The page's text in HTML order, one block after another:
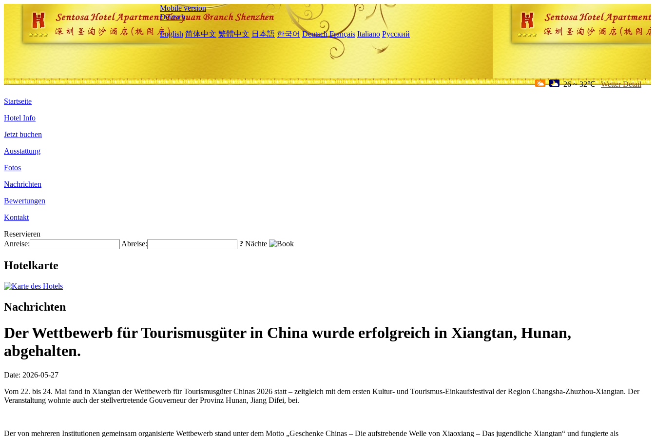
Mobile version
Deutsch
English 简体中文 繁體中文 日本語 한국어 Deutsch Français Italiano Русский
26 ~ 32℃ Wetter Detail
Startseite
Hotel Info
Jetzt buchen
Ausstattung
Fotos
Nachrichten
Bewertungen
Kontakt
Reservieren
Anreise:
Abreise: ? Nächte
Hotelkarte
Nachrichten
Der Wettbewerb für Tourismusgüter in China wurde erfolgreich in Xiangtan, Hunan,
abgehalten.
Date: 2026-05-27
Vom 22. bis 24. Mai fand in Xiangtan der Wettbewerb für Tourismusgüter Chinas 2026 statt – zeitgleich mit dem ersten Kultur- und Tourismus-Einkaufsfestival der Region Changsha-Zhuzhou-Xiangtan. Der
Veranstaltung wohnte auch der stellvertretende Gouverneur der Provinz Hunan, Jiang Difei, bei.
Der von mehreren Institutionen gemeinsam organisierte Wettbewerb stand unter dem Motto „Geschenke Chinas – Die aufstrebende Welle von Xiaoxiang – Das jugendliche Xiangtan“ und fungierte als